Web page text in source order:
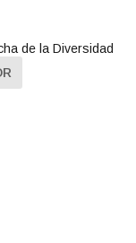
de la Diversidad